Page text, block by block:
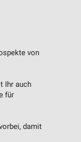
von
Ihr auch
für
damit